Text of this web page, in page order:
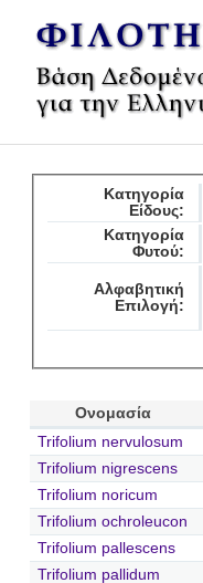
Κατηγορία
Είδους:
Κατηγορία
Φυτού:
Αλφαβητική
Επιλογή:
Ονομασία
Trifolium nervulosum
Trifolium nigrescens
Trifolium noricum
Trifolium ochroleucon
Trifolium pallescens
Trifolium pallidum